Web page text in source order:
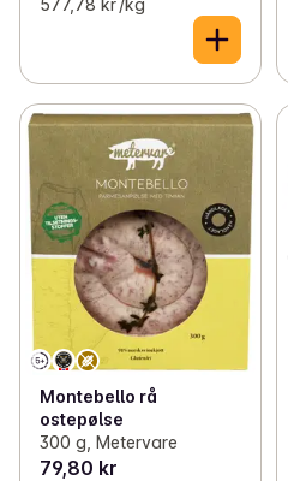
577,78 kr /kg
Montebello rå
ostepølse
300 g, Metervare
79,80 kr